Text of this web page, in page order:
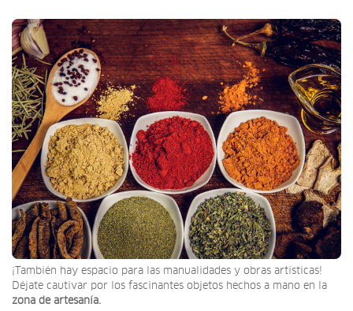
¡También hay espacio para las manualidades y obras artísticas!
Déjate cautivar por los fascinantes objetos hechos a mano en la
zona de artesanía.